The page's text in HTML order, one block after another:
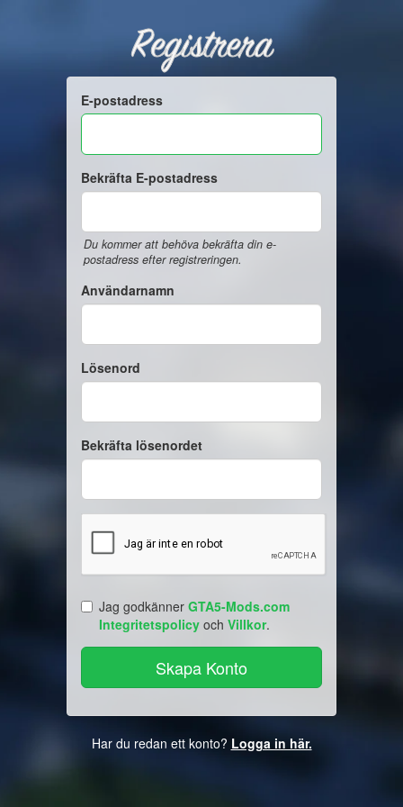
Registrera
E-postadress
Bekräfta E-postadress
Du kommer att behöva bekräfta din e-
postadress efter registreringen.
Användarnamn
Lösenord
Bekräfta lösenordet
Jag godkänner GTA5-Mods.com
Integritetspolicy och Villkor.
Har du redan ett konto? Logga in här.